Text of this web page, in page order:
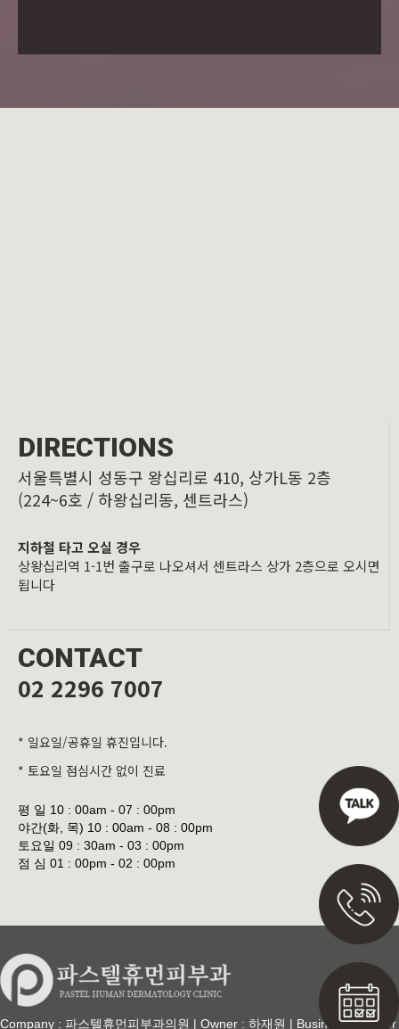
DIRECTIONS
서울특별시 성동구 왕십리로 410, 상가L동 2층
(224~6호 / 하왕십리동, 센트라스)
지하철 타고 오실 경우
상왕십리역 1-1번 출구로 나오셔서 센트라스 상가 2층으로 오시면
됩니다
CONTACT
02 2296 7007
* 일요일/공휴일 휴진입니다.
* 토요일 점심시간 없이 진료
평 일 10 : 00am - 07 : 00pm
야간(화, 목) 10 : 00am - 08 : 00pm
토요일 09 : 30am - 03 : 00pm
점 심 01 : 00pm - 02 : 00pm
Company : 파스텔휴먼피부과의원 | Owner : 하재원 | Business Number